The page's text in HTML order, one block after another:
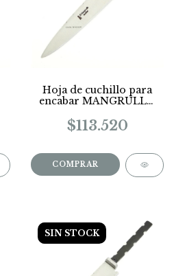
Hoja de cuchillo para
encabar MANGRULLO
$113.520
SIN STOCK